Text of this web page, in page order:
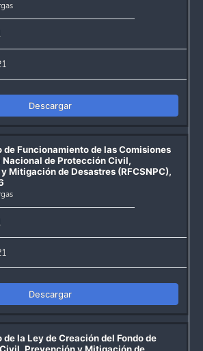
Descargar
de Funcionamiento de las Comisiones
Nacional de Protección Civil,
Mitigación de Desastres (RFCSNPC),
Descargar
de la Ley de Creación del Fondo de